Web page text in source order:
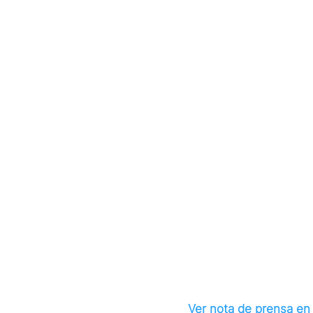
Ver nota de prensa